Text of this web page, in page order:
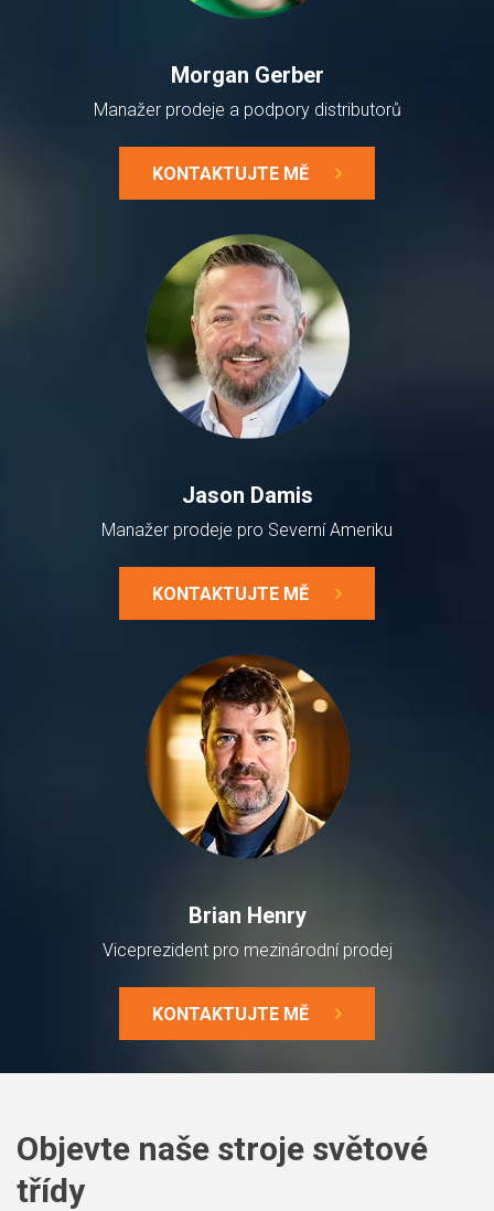
Morgan Gerber
Manažer prodeje a podpory distributorů
KONTAKTUJTE MĚ
Jason Damis
Manažer prodeje pro Severní Ameriku
KONTAKTUJTE MĚ
Brian Henry
Viceprezident pro mezinárodní prodej
KONTAKTUJTE MĚ
Objevte naše stroje světové
třídy